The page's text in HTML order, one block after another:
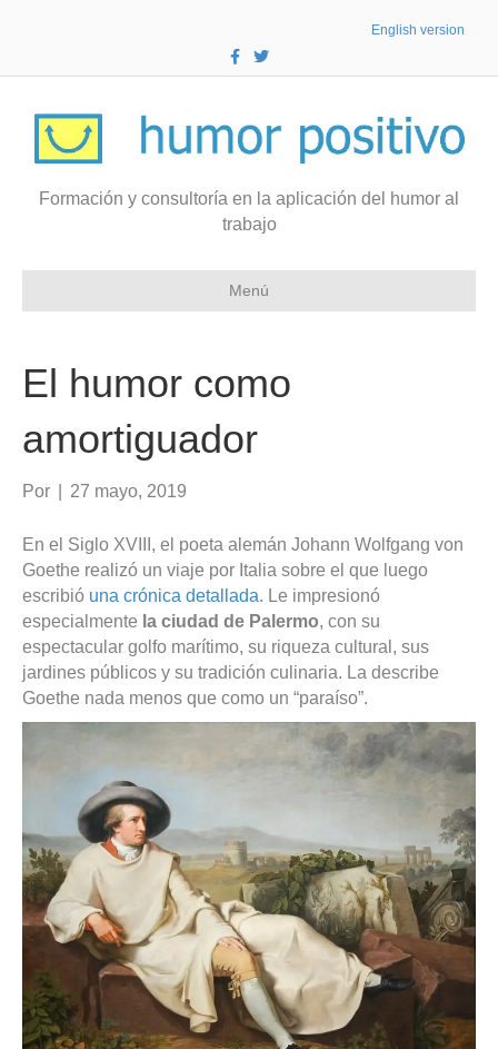
English version
c
o
T
w
i
e
Formación y consultoría en la aplicación del humor al
trabajo
Menú
El humor como
amortiguador
Por 27 mayo, 2019
En el Siglo XVIII, el poeta alemán Johann Wolfgang von
Goethe realizó un viaje por Italia sobre el que luego
escribió una crónica detallada. Le impresionó
especialmente la ciudad de Palermo, con su
espectacular golfo marítimo, su riqueza cultural, sus
jardines públicos y su tradición culinaria. La describe
Goethe nada menos que como un “paraíso”.